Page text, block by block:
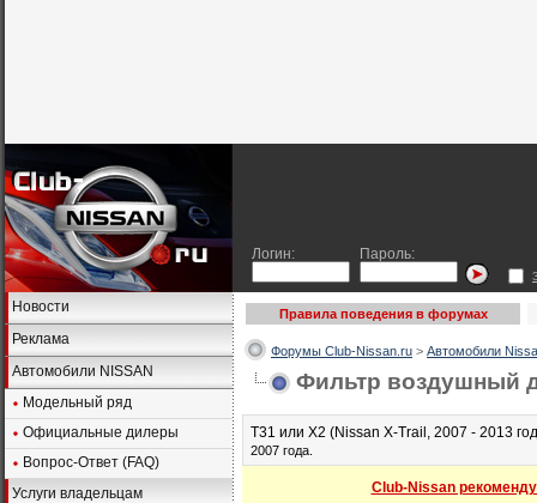
Логин: Пароль:
Новости
Реклама
Автомобили NISSAN
Модельный ряд
Официальные дилеры
Вопрос-Ответ (FAQ)
Услуги владельцам
Правила поведения в форумах
Форумы Club-Nissan.ru > Автомобили
Фильтр воздушный
Т31 или Х2 (Nissan X-Trail, 2007 - 2013
2007 года.
Club-Nissan